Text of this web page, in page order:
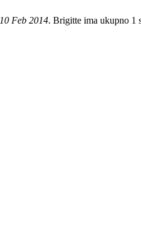
10 Feb 2014. Brigitte ima ukupno 1